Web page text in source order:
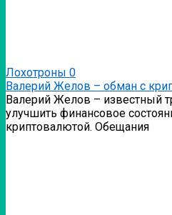
Лохотроны 0
Валерий Желов – обман с
Валерий Желов – известный
улучшить финансовое
криптовалютой. Обещания